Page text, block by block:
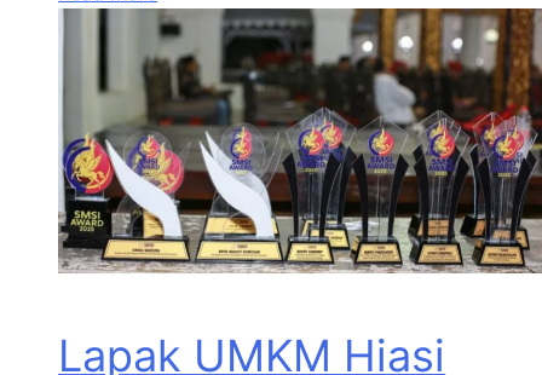
Lapak UMKM Hiasi